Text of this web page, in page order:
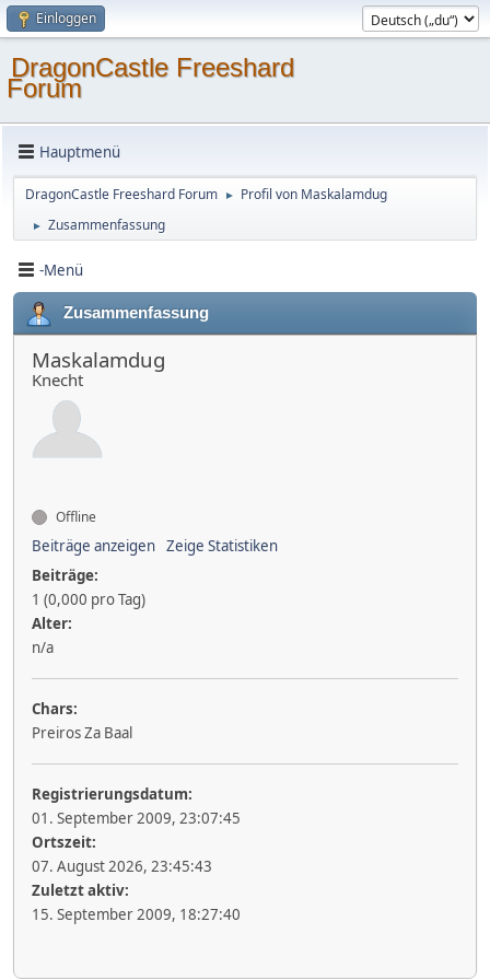
Einloggen
DragonCastle Freeshard
Forum
Hauptmenü
DragonCastle Freeshard Forum ► Profil von Maskalamdug
► Zusammenfassung
-Menü
Zusammenfassung
Maskalamdug
Knecht
Offline
Beiträge anzeigen Zeige Statistiken
Beiträge:
1 (0,000 pro Tag)
Alter:
n/a
Chars:
Preiros Za Baal
Registrierungsdatum:
01. September 2009, 23:07:45
Ortszeit:
07. August 2026, 23:45:43
Zuletzt aktiv:
15. September 2009, 18:27:40